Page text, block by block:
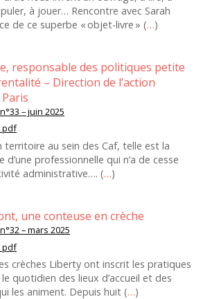
à jouer… Rencontre avec Sarah
de ce superbe « objet-livre » (…)
responsable des politiques petite
– Direction de l’action
– juin 2025
pdf
territoire au sein des Caf, telle est la
professionnelle qui n’a de cesse
administrative…. (…)
une conteuse en crèche
– mars 2025
pdf
crèches Liberty ont inscrit les pratiques
quotidien des lieux d’accueil et des
les animent. Depuis huit (…)